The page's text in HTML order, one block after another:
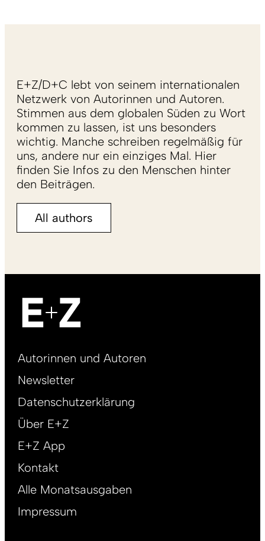
E+Z/D+C lebt von seinem internationalen
Netzwerk von Autorinnen und Autoren.
Stimmen aus dem globalen Süden zu Wort
kommen zu lassen, ist uns besonders
wichtig. Manche schreiben regelmäßig für
uns, andere nur ein einziges Mal. Hier
finden Sie Infos zu den Menschen hinter
den Beiträgen.
All authors
Footer
DE
Autorinnen und Autoren
Newsletter
Datenschutzerklärung
Über E+Z
E+Z App
Kontakt
Alle Monatsausgaben
Impressum